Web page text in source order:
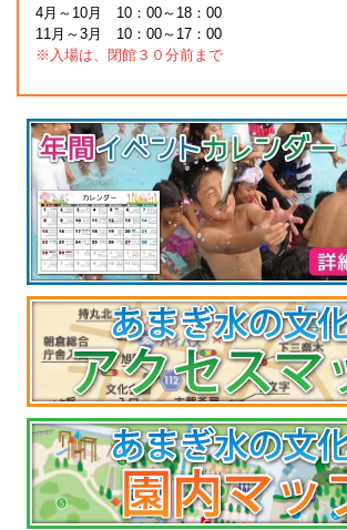
4月～10月 10：00～18：00
11月～3月 10：00～17：00
※入場は、閉館３０分前まで